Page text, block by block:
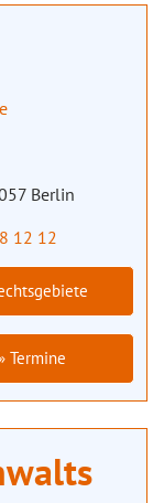
Berlin
12 12
Termine